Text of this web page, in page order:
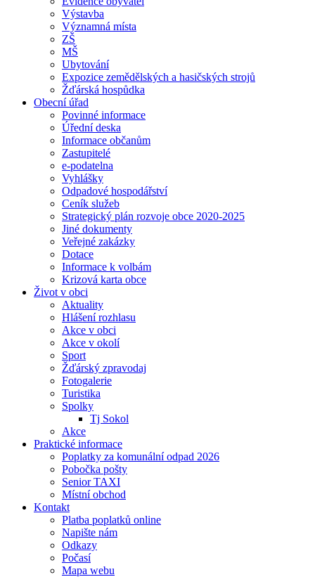
Výstavba
Významná místa
ZŠ
MŠ
Ubytování
Expozice zemědělských a hasičských strojů
Žďárská hospůdka
Obecní úřad
Povinné informace
Úřední deska
Informace občanům
Zastupitelé
e-podatelna
Vyhlášky
Odpadové hospodářství
Ceník služeb
Strategický plán rozvoje obce 2020-2025
Jiné dokumenty
Veřejné zakázky
Dotace
Informace k volbám
Krizová karta obce
Život v obci
Aktuality
Hlášení rozhlasu
Akce v obci
Akce v okolí
Sport
Žďárský zpravodaj
Fotogalerie
Turistika
Spolky
Tj Sokol
Akce
Praktické informace
Poplatky za komunální odpad 2026
Pobočka pošty
Senior TAXI
Místní obchod
Kontakt
Platba poplatků online
Napište nám
Odkazy
Počasí
Mapa webu